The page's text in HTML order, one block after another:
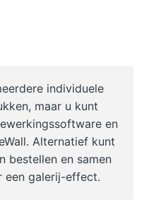
individuele
maar u kunt
en
Alternatief kunt
bestellen en samen
een galerij-effect.